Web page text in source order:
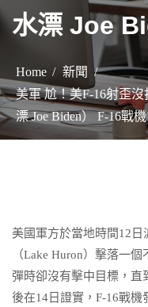
水漂 Joe
Home
新聞
美軍 尬！美F-16射歪
漂 Joe Biden） F-16戰機
美國軍方於當地時間12日
（Lake Huron）擊落一
彈時卻沒有擊中目標，直
後在14日證實，F-16戰